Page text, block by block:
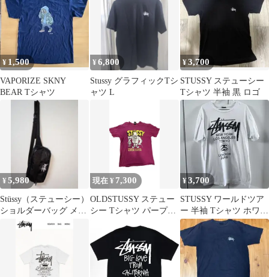
¥ 1,500
VAPORIZE SKNY
BEAR Tシャツ
¥6,800
Stussy グラフィックTシ
ャツ L
¥3,700
STUSSY ステューシー
Tシャツ 半袖 黒 ロゴ
¥5,980
Stüssy（ステューシー）
ショルダーバッグ メッ
センジャーバッグ ブラ
現在 ¥ 7,300
OLDSTUSSY ステュー
シー Tシャツ パープル
¥3,700
STUSSY ワールドツア
ー 半袖 Tシャツ ホワイ
ト Mサイズ